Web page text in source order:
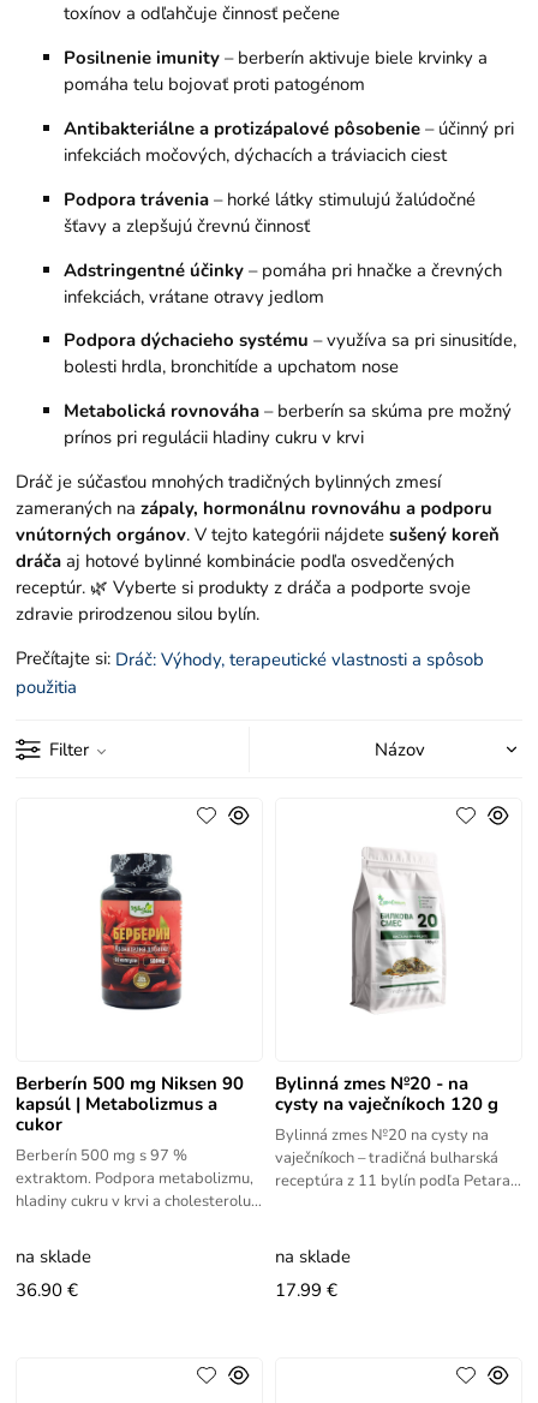
toxínov a odľahčuje činnosť pečene
Posilnenie imunity – berberín aktivuje biele krvinky a
pomáha telu bojovať proti patogénom
Antibakteriálne a protizápalové pôsobenie – účinný pri
infekciách močových, dýchacích a tráviacich ciest
Podpora trávenia – horké látky stimulujú žalúdočné
šťavy a zlepšujú črevnú činnosť
Adstringentné účinky – pomáha pri hnačke a črevných
infekciách, vrátane otravy jedlom
Podpora dýchacieho systému – využíva sa pri sinusitíde,
bolesti hrdla, bronchitíde a upchatom nose
Metabolická rovnováha – berberín sa skúma pre možný
prínos pri regulácii hladiny cukru v krvi
Dráč je súčasťou mnohých tradičných bylinných zmesí
zameraných nazápaly, hormonálnu rovnováhu a podporu
vnútorných orgánov. V tejto kategórii nájdetesušený koreň
dráča aj hotové bylinné kombinácie podľa osvedčených
receptúr. 🌿 Vyberte si produkty z dráča a podporte svoje
zdravie prirodzenou silou bylín.
Prečítajte si: Dráč: Výhody, terapeutické vlastnosti a spôsob
použitia
Filter
Berberín 500 mg Niksen 90
kapsúl | Metabolizmus a
cukor
Berberín 500 mg s 97 %
extraktom. Podpora metabolizmu,
hladiny cukru v krvi a cholesterolu.
na sklade
36.90 €
Bylinná zmes №20 - na
cysty na vaječníkoch 120 g
Bylinná zmes №20 na cysty na
vaječníkoch – tradičná bulharská
receptúra z 11 bylín podľa Petara
na sklade
17.99 €